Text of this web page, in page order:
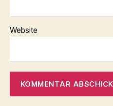
Website